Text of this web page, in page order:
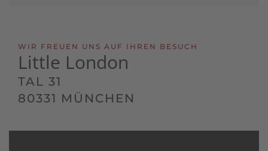
WIR FREUEN UNS AUF IHREN BESUCH
Little London
TAL 31
80331 MÜNCHEN